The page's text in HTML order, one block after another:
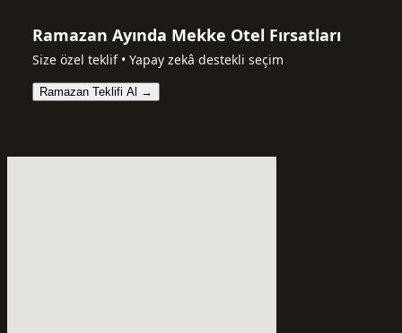
Ramazan Ayında Mekke Otel Fırsatları
Size özel teklif • Yapay zekâ destekli seçim
Ramazan Teklifi Al →